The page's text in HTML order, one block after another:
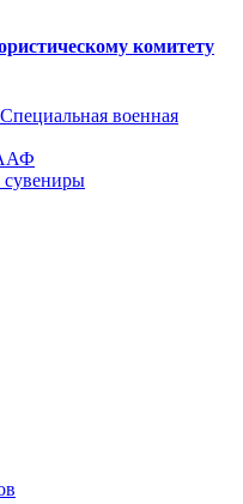
комитету
Специальная военная